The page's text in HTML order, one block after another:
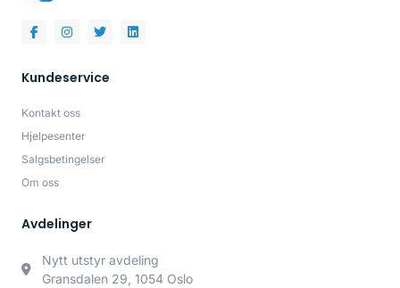
Kundeservice
Kontakt oss
Hjelpesenter
Salgsbetingelser
Om oss
Avdelinger
Nytt utstyr avdeling
Gransdalen 29, 1054 Oslo